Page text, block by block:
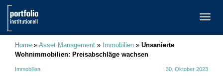
Home » Asset Management » Immobilien » Unsanierte
Wohnimmobilien: Preisabschläge wachsen
Immobilien 30. Oktober 2023